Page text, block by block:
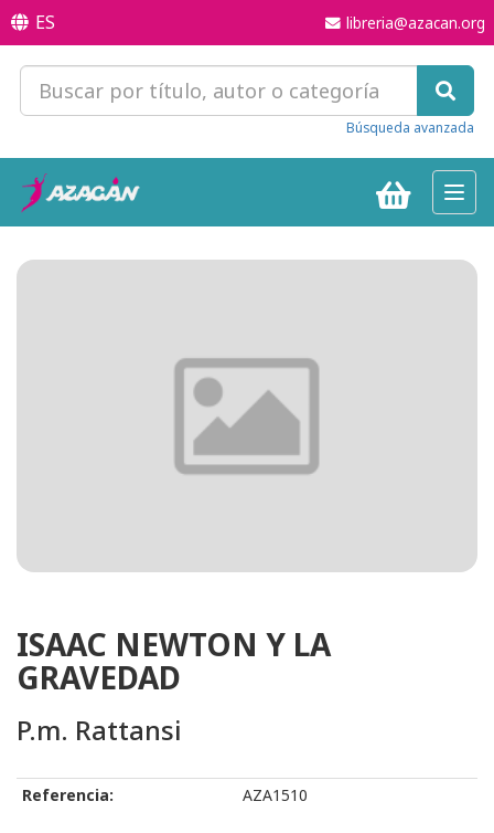
ES libreria@azacan.org
Búsqueda avanzada
ISAAC NEWTON Y LA
GRAVEDAD
P.m. Rattansi
Referencia: AZA1510